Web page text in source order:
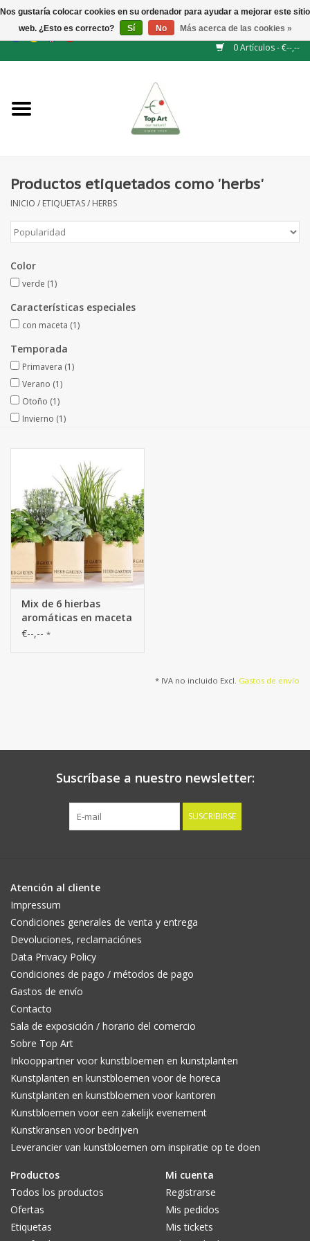
GBP/CHF /BGN/
0 Artículos - €--,--
NUEVO
Flores artificiales
plantas artificiales
Rama de hojas / bayas
Fruta artificial
decoración
Coronas de flores
Productos etiquetados como 'herbs'
INICIO / ETIQUETAS/ HERBS
Color
verde (1)
Características especiales
con maceta (1)
Temporada
Primavera (1)
Verano (1)
Otoño (1)
Invierno (1)
Mix de 6 hierbas
aromáticas en maceta
de papel, (6.5 x 6.5cm),
€--,-- *
* IVA no incluido Excl. Gastos de envío
Suscríbase a nuestro newsletter:
SUSCRIBIRSE
Atención al cliente
Impressum
Condiciones generales de venta y entrega
Devoluciones, reclamaciónes
Data Privacy Policy
Condiciones de pago / métodos de pago
Gastos de envío
Contacto
Sala de exposición / horario del comercio
Sobre Top Art
Inkooppartner voor kunstbloemen en kunstplanten
Kunstplanten en kunstbloemen voor de horeca
Kunstplanten en kunstbloemen voor kantoren
Kunstbloemen voor een zakelijk evenement
Kunstkransen voor bedrijven
Leverancier van kunstbloemen om inspiratie op te doen
Productos
Todos los productos
Ofertas
Etiquetas
Mi cuenta
Registrarse
Mis pedidos
Mis tickets
Nos gustaría colocar cookies en su ordenador para ayudar a mejorar este sitio
web. ¿Esto es correcto?
Sí No Más acerca de las cookies »